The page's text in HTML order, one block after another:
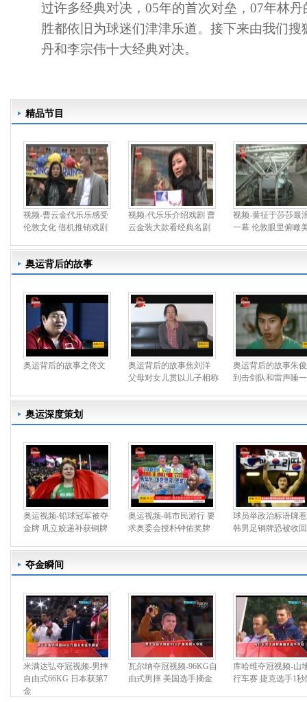
过许多经典对决，05年的首次对垒，07年林
胜都依旧为球迷们津津乐道。接下来由我们
丹和李宗伟十大经典对决。
精品节目
视频-曹云金代乐乐感受
伦敦文化 借机推销戏剧
视频-代乐乐介绍戏剧 曹
云金装大款看经典名剧
视频-黄征于莎莎最
一幕 伦敦眼里俯瞰
奥运背后的故事
奥运背后的故事之佟文
奥运背后的故事焦刘洋
父母对女儿贯以儿子相称
奥运背后的故事朱
到击剑队和雷声睡
奥运深度策划
奥运视频-铅球冠军被夺
金牌 巩立姣递补获铜牌
奥运视频-韩市民游行 要
求奥委会授朴钟佑奖牌
球员举政治标语牌
韩男足铜牌恐被收回
夺金瞬间
米满达弘夺冠视频-男摔
自由式66KG 日本获第7
金
瓦尔纳夺冠视频-96KG自
由式男摔 美国选手摘金
库哈维夺冠视频-山
行车赛 捷克选手1秒